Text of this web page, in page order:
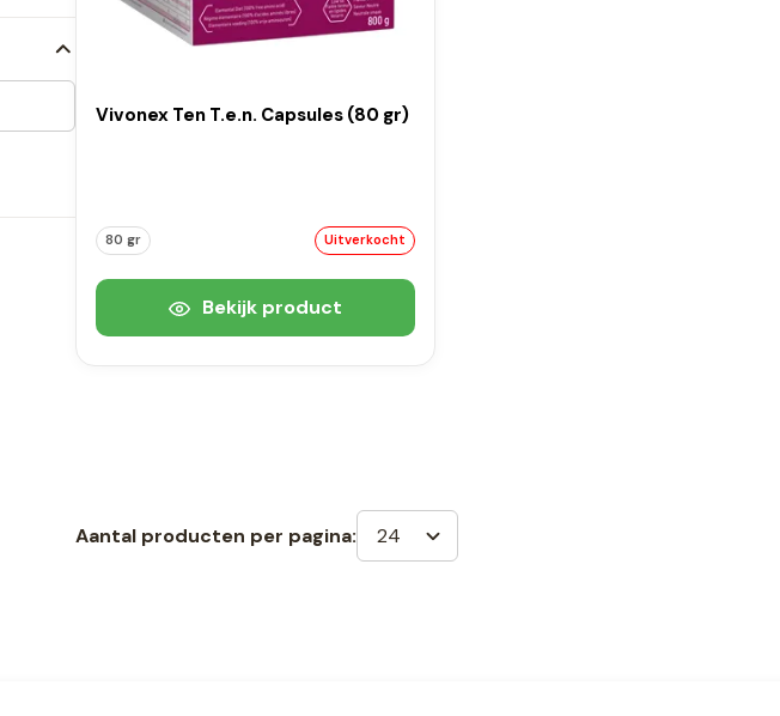
Vivonex Ten T.e.n. Capsules (80 gr)
80 gr Uitverkocht
Bekijk product
Aantal producten per pagina: 24